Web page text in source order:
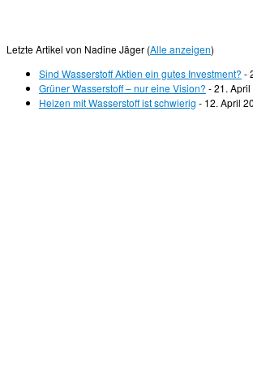
Letzte Artikel von Nadine Jäger (Alle anzeigen)
Sind Wasserstoff Aktien ein gutes Investment? -
Grüner Wasserstoff – nur eine Vision? - 21. April
Heizen mit Wasserstoff ist schwierig - 12. April